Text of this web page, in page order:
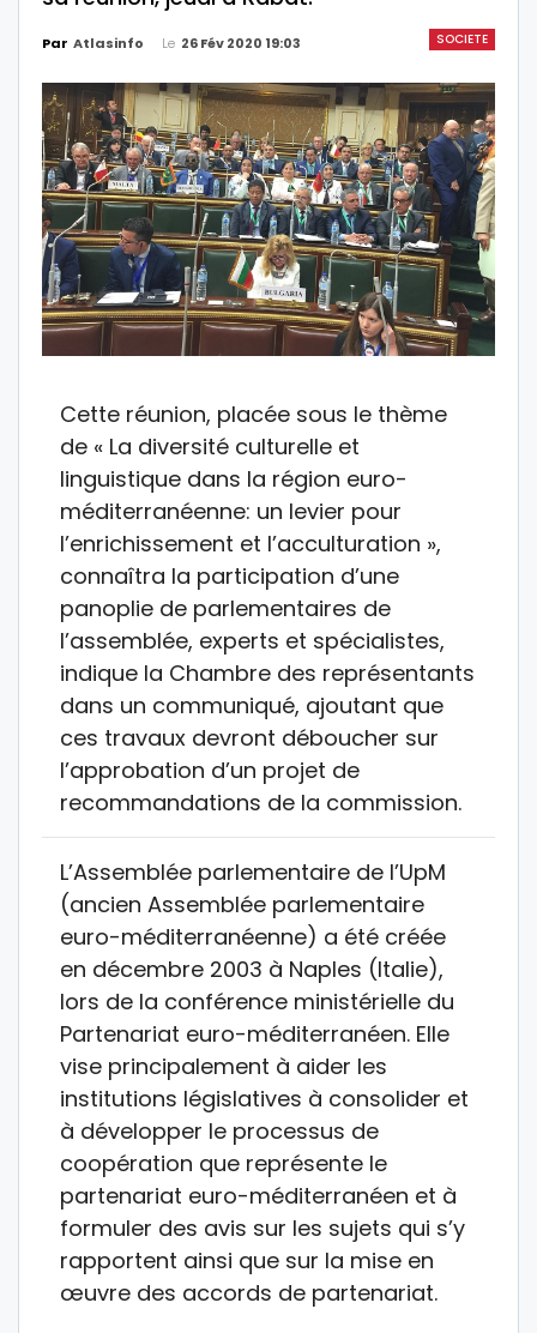
SOCIETE
Par Atlasinfo Le 26 Fév 2020 19:03
Cette réunion, placée sous le thème
de « La diversité culturelle et
linguistique dans la région euro-
méditerranéenne: un levier pour
l’enrichissement et l’acculturation »,
connaîtra la participation d’une
panoplie de parlementaires de
l’assemblée, experts et spécialistes,
indique la Chambre des représentants
dans un communiqué, ajoutant que
ces travaux devront déboucher sur
l’approbation d’un projet de
recommandations de la commission.
L’Assemblée parlementaire de l’UpM
(ancien Assemblée parlementaire
euro-méditerranéenne) a été créée
en décembre 2003 à Naples (Italie),
lors de la conférence ministérielle du
Partenariat euro-méditerranéen. Elle
vise principalement à aider les
institutions législatives à consolider et
à développer le processus de
coopération que représente le
partenariat euro-méditerranéen et à
formuler des avis sur les sujets qui s’y
rapportent ainsi que sur la mise en
œuvre des accords de partenariat.